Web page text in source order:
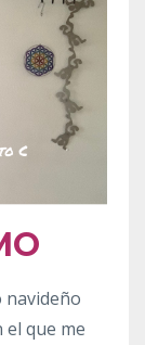
navideño
que me